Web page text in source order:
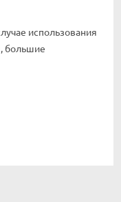
использования
большие